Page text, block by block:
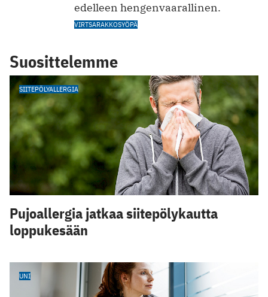
edelleen hengenvaarallinen.
VIRTSARAKKOSYÖPÄ
Suosittelemme
SIITEPÖLYALLERGIA
Pujoallergia jatkaa siitepölykautta
loppukesään
UNI